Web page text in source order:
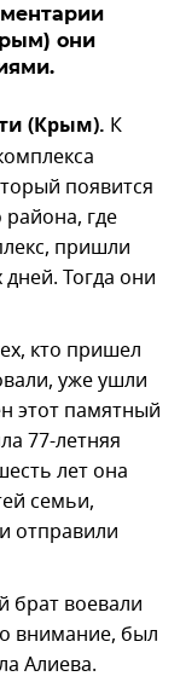
они
(Крым). К
появится
где
пришли
дней. Тогда они
кто пришел
уже ушли
этот памятный
77-летняя
лет она
семьи,
отправили
брат воевали
внимание, был
Алиева.